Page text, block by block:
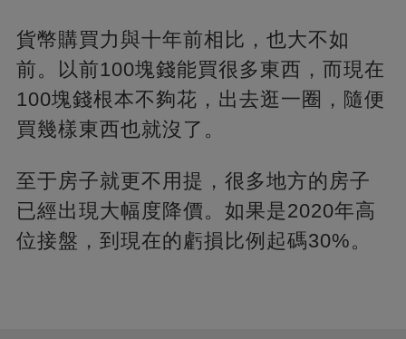
貨幣購買力與十年前相比，也大不如
前。以前100塊錢能買很多東西，而現在
100塊錢根本不夠花，出去逛一圈，隨便
買幾樣東西也就沒了。
至于房子就更不用提，很多地方的房子
已經出現大幅度降價。如果是2020年高
位接盤，到現在的虧損比例起碼30%。